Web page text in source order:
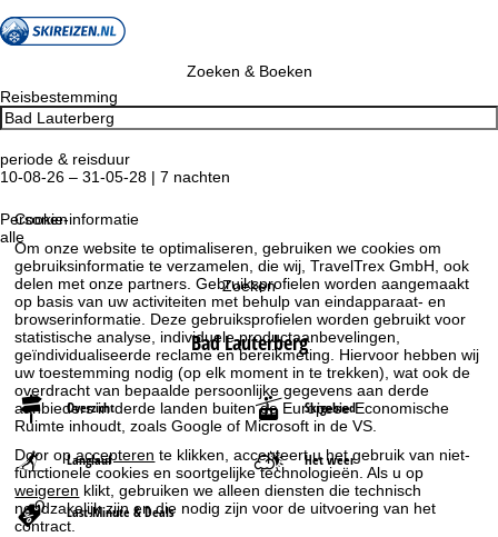
Cookie-informatie
Om onze website te optimaliseren, gebruiken we cookies om
gebruiksinformatie te verzamelen, die wij, TravelTrex GmbH, ook
delen met onze partners. Gebruiksprofielen worden aangemaakt
op basis van uw activiteiten met behulp van eindapparaat- en
browserinformatie. Deze gebruiksprofielen worden gebruikt voor
statistische analyse, individuele productaanbevelingen,
geïndividualiseerde reclame en bereikmeting. Hiervoor hebben wij
uw toestemming nodig (op elk moment in te trekken), wat ook de
overdracht van bepaalde persoonlijke gegevens aan derde
aanbieders in derde landen buiten de Europese Economische
Ruimte inhoudt, zoals Google of Microsoft in de VS.
Door opaccepteren te klikken, accepteert u het gebruik van niet-
functionele cookies en soortgelijke technologieën. Als u op
weigeren klikt, gebruiken we alleen diensten die technisch
noodzakelijk zijn en die nodig zijn voor de uitvoering van het
contract.
Zoeken & Boeken
Reisbestemming
periode & reisduur
10-08-26 – 31-05-28 | 7 nachten
Personen
alle
Zoeken
Bad Lauterberg
Overzicht Skigebied
Langlauf Het weer
Last-Minute & Deals